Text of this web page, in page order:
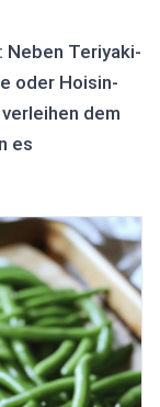
Neben Teriyaki-
oder Hoisin-
dem
es